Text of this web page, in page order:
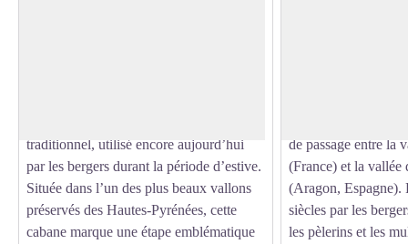
traditionnel, utilisé encore aujourd’hui
par les bergers durant la période d’estive.
Située dans l’un des plus beaux vallons
préservés des Hautes-Pyrénées, cette
cabane marque une étape emblématique
de passage entre la
(France) et la vallée
(Aragon, Espagne).
siècles par les
les pèlerins et les